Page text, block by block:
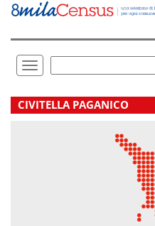
Vai
direttamente
Toggle
navigation
.
CIVITELLA PAGANICO